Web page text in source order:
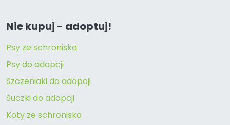
Nie kupuj - adoptuj!
Psy ze schroniska
Psy do adopcji
Szczeniaki do adopcji
Suczki do adopcji
Koty ze schroniska